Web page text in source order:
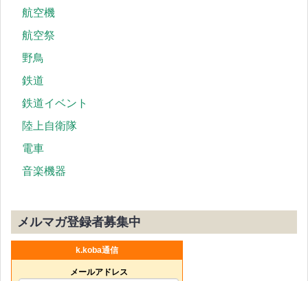
航空機
航空祭
野鳥
鉄道
鉄道イベント
陸上自衛隊
電車
音楽機器
メルマガ登録者募集中
k.koba通信
メールアドレス